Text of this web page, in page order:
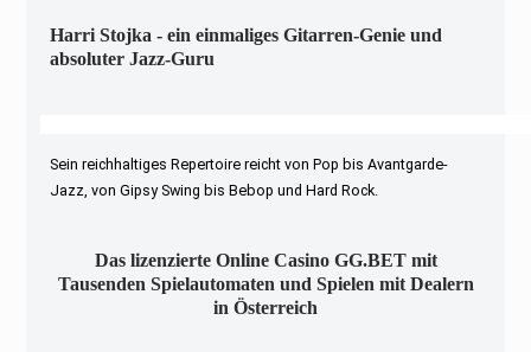
Harri Stojka - ein einmaliges Gitarren-Genie und
absoluter Jazz-Guru
Sein reichhaltiges Repertoire reicht von Pop bis Avantgarde-
Jazz, von Gipsy Swing bis Bebop und Hard Rock.
Das lizenzierte Online Casino GG.BET mit
Tausenden Spielautomaten und Spielen mit Dealern
in Österreich